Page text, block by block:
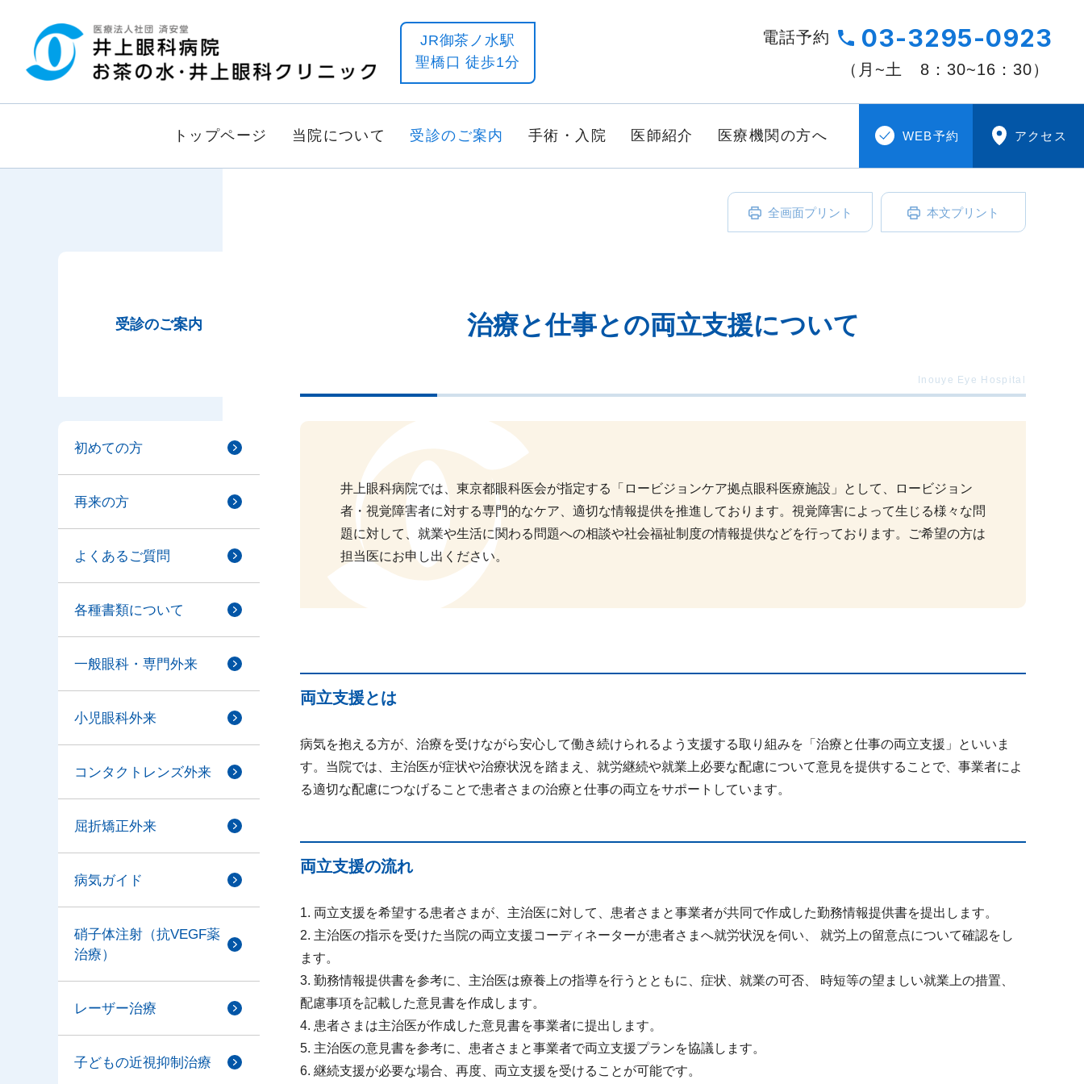
ル
ゲ
ナ
ー
へ
JR御茶ノ水駅
聖橋口 徒歩1分
電話予約 03-3295-0923
（月~土 8：30~16：30）
トップページ 当院について 受診のご案内 手術・入院 医師紹介 医療機関の方へ WEB予約 アクセス
全画面プリント 本文プリント
治療と仕事との両立支援について
井上眼科病院では、東京都眼科医会が指定する「ロービジョンケア拠点眼科医療施設」として、ロービジョン
者・視覚障害者に対する専門的なケア、適切な情報提供を推進しております。視覚障害によって生じる様々な問
題に対して、就業や生活に関わる問題への相談や社会福祉制度の情報提供などを行っております。ご希望の方は
担当医にお申し出ください。
両立支援とは
病気を抱える方が、治療を受けながら安心して働き続けられるよう支援する取り組みを「治療と仕事の両立支援」といいま
す。当院では、主治医が症状や治療状況を踏まえ、就労継続や就業上必要な配慮について意見を提供することで、事業者によ
る適切な配慮につなげることで患者さまの治療と仕事の両立をサポートしています。
両立支援の流れ
1. 両立支援を希望する患者さまが、主治医に対して、患者さまと事業者が共同で作成した勤務情報提供書を提出します。
2. 主治医の指示を受けた当院の両立支援コーディネーターが患者さまへ就労状況を伺い、 就労上の留意点について確認をし
ます。
3. 勤務情報提供書を参考に、主治医は療養上の指導を行うとともに、症状、就業の可否、 時短等の望ましい就業上の措置、
配慮事項を記載した意見書を作成します。
4. 患者さまは主治医が作成した意見書を事業者に提出します。
5. 主治医の意見書を参考に、患者さまと事業者で両立支援プランを協議します。
6. 継続支援が必要な場合、再度、両立支援を受けることが可能です。
受診のご案内
初めての方
再来の方
よくあるご質問
各種書類について
一般眼科・専門外来
小児眼科外来
コンタクトレンズ外来
屈折矯正外来
病気ガイド
硝子体注射（抗VEGF薬
治療）
レーザー治療
子どもの近視抑制治療